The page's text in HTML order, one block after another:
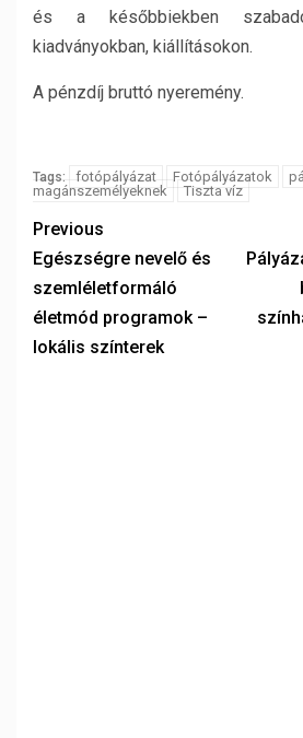
és a későbbiekben
kiadványokban, kiállításokon.
A pénzdíj bruttó nyeremény.
Tags: fotópályázat Fotópályázatok
magánszemélyeknek
Tiszta víz
Previous
Egészségre nevelő és
szemléletformáló
életmód programok –
lokális színterek